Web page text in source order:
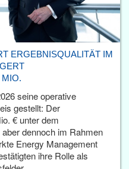
ERGEBNISQUALITÄT IM
seine operative
gestellt: Der
€ unter dem
dennoch im Rahmen
Energy Management
ihre Rolle als